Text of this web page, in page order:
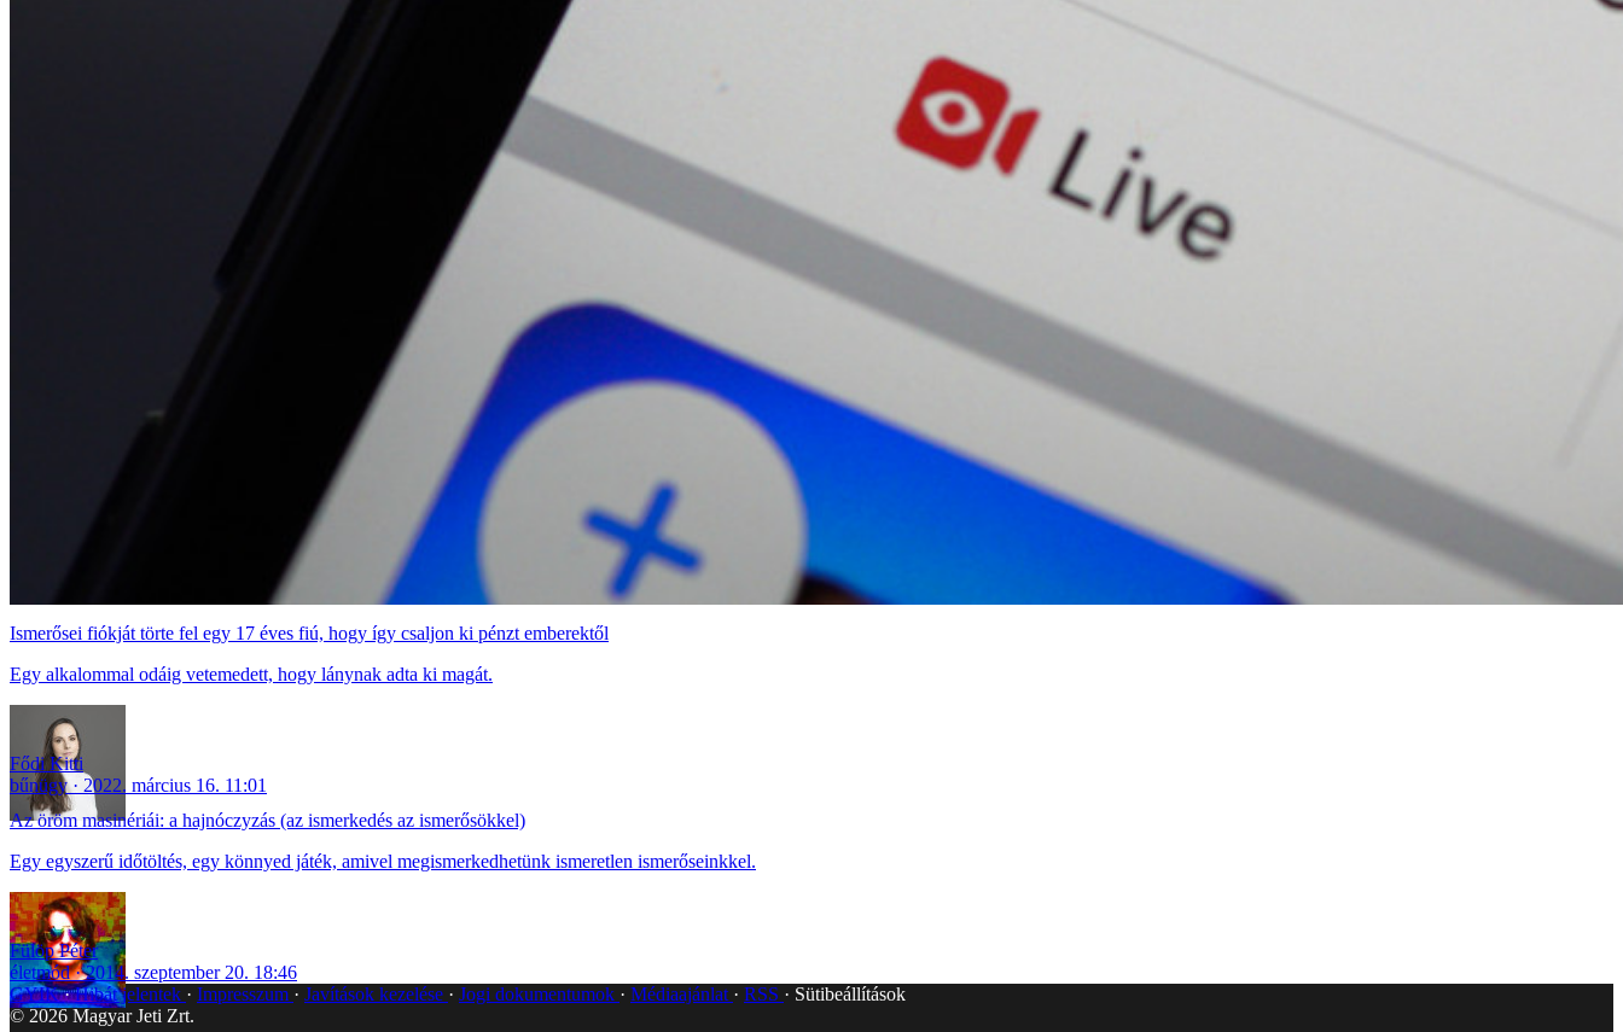
Ismerősei fiókját törte fel egy 17 éves fiú, hogy így csaljon ki pénzt emberektől
Egy alkalommal odáig vetemedett, hogy lánynak adta ki magát.
Fődi Kitti
bűnügy
2022. március 16. 11:01
Az öröm masinériái: a hajnóczyzás (az ismerkedés az ismerősökkel)
Egy egyszerű időtöltés, egy könnyed játék, amivel megismerkedhetünk ismeretlen ismerőseinkkel.
Fülöp Péter
életmód
2014. szeptember 20. 18:46
GYIK Hibát jelentek Impresszum Javítások kezelése Jogi dokumentumok Médiaajánlat RSS
Sütibeállítások
© 2026 Magyar Jeti Zrt.